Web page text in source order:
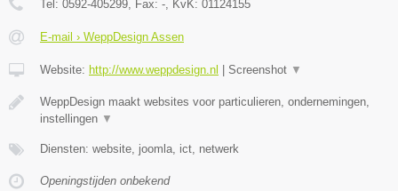
Tel: 0592-405299 , Fax: - , KvK: 01124155
E-mail › WeppDesign Assen
Website: http://www.weppdesign.nl Screenshot ▼
WeppDesign maakt websites voor particulieren, ondernemingen,
instellingen ▼
Diensten: website, joomla, ict, netwerk
Openingstijden onbekend